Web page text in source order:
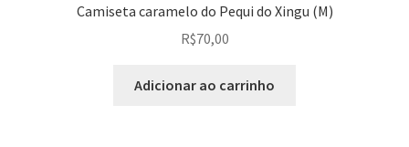
Camiseta caramelo do Pequi do Xingu (M)
R$70,00
Adicionar ao carrinho